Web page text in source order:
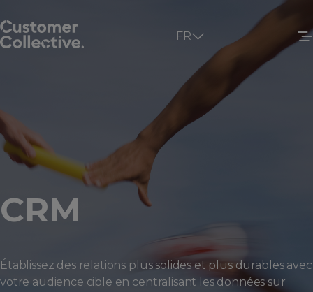
FR
CRM
Établissez des relations plus solides et plus durables avec
votre audience cible en centralisant les données sur